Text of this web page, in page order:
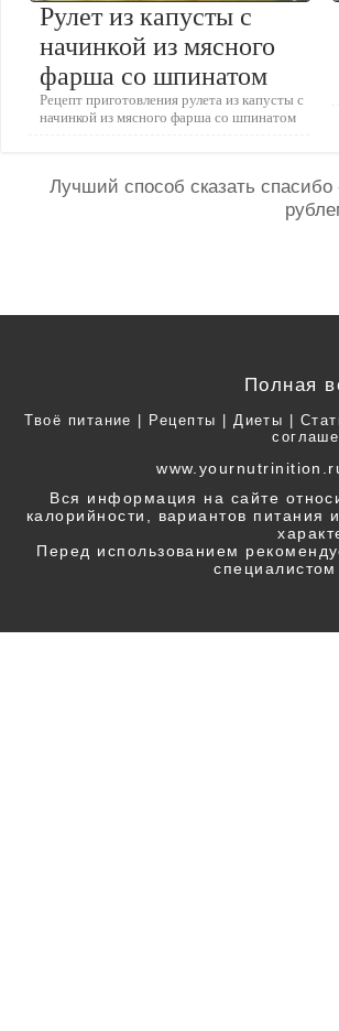
Рулет из капусты с
начинкой из мясного
фарша со шпинатом
Рецепт приготовления рулета из капусты с
начинкой из мясного фарша со шпинатом
Лучший способ сказать
Полная
Твоё питание | Рецепты | Диеты |
Вся информация на сайте
калорийности, вариантов
Перед использованием